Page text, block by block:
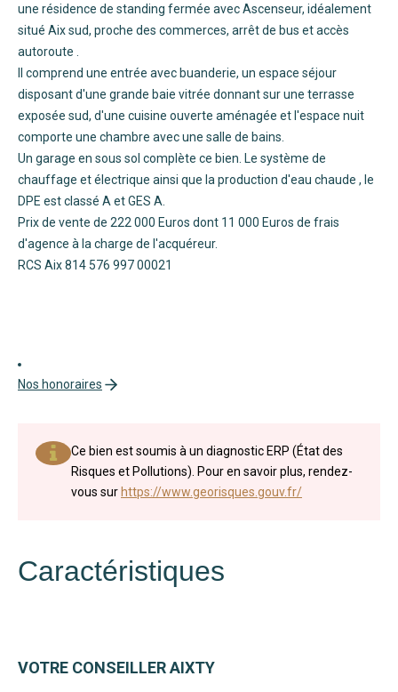
une résidence de standing fermée avec Ascenseur, idéalement
situé Aix sud, proche des commerces, arrêt de bus et accès
autoroute .
Il comprend une entrée avec buanderie, un espace séjour
disposant d'une grande baie vitrée donnant sur une terrasse
exposée sud, d'une cuisine ouverte aménagée et l'espace nuit
comporte une chambre avec une salle de bains.
Un garage en sous sol complète ce bien. Le système de
chauffage et électrique ainsi que la production d'eau chaude , le
DPE est classé A et GES A.
Prix de vente de 222 000 Euros dont 11 000 Euros de frais
d'agence à la charge de l'acquéreur.
RCS Aix 814 576 997 00021
Nos honoraires
Ce bien est soumis à un diagnostic ERP (État des
Risques et Pollutions). Pour en savoir plus, rendez-
vous surhttps://www.georisques.gouv.fr/
Caractéristiques
VOTRE CONSEILLER AIXTY